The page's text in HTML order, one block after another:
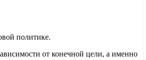
политике.
от конечной цели, а именно